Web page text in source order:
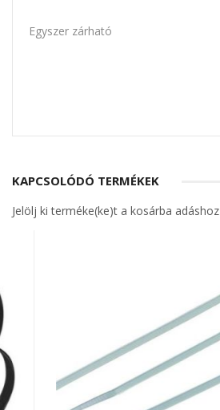
Egyszer zárható
KAPCSOLÓDÓ TERMÉKEK
Jelölj ki terméke(ke)t a kosárba adáshoz